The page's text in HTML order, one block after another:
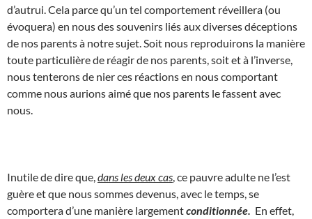
d’autrui. Cela parce qu’un tel comportement réveillera (ou
évoquera) en nous des souvenirs liés aux diverses déceptions
de nos parents à notre sujet. Soit nous reproduirons la manière
toute particulière de réagir de nos parents, soit et à l’inverse,
nous tenterons de nier ces réactions en nous comportant
comme nous aurions aimé que nos parents le fassent avec
nous.
Inutile de dire que, dans les deux cas , ce pauvre adulte ne l’est
guère et que nous sommes devenus, avec le temps, se
comportera d’une manière largementconditionnée. En effet,